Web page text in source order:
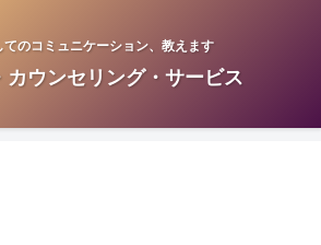
てのコミュニケーション、教えます
カウンセリング・サービス